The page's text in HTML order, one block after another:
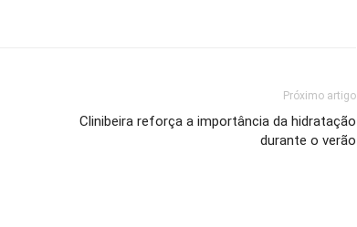
Próximo artigo
Clinibeira reforça a importância da hidratação
durante o verão